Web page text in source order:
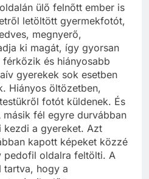
ülő felnőtt ember is
letöltött gyermekfotót,
megnyerő,
ki magát, így gyorsan
és hiányosabb
gyerekek sok esetben
Hiányos öltözetben,
fotót küldenek. És
fél egyre durvábban
kezdi a gyereket. Azt
kapott képeket közzé
pedofil oldalra feltölti. A
tartva, hogy a